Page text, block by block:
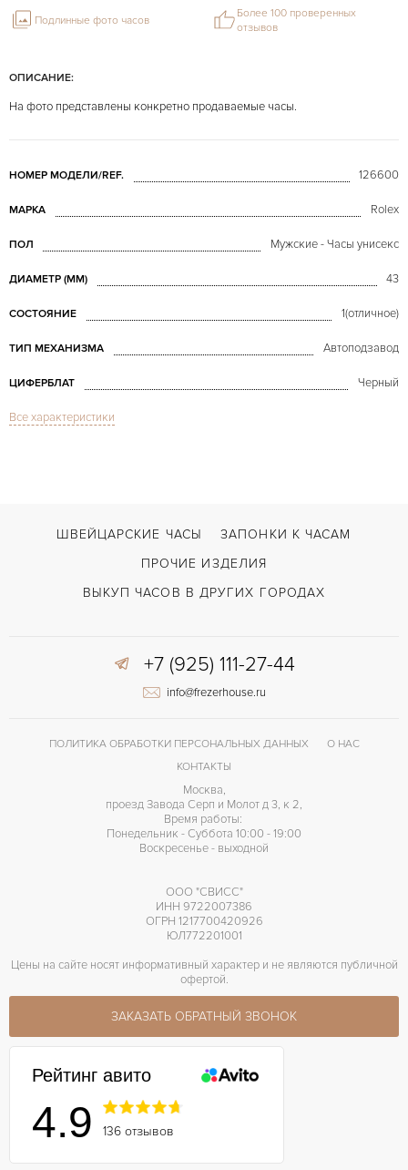
ОПИСАНИЕ:
На фото представлены конкретно продаваемые часы.
НОМЕР МОДЕЛИ/REF. 126600
МАРКА Rolex
ПОЛ Мужские - Часы унисекс
ДИАМЕТР (MM) 43
СОСТОЯНИЕ 1(отличное)
ТИП МЕХАНИЗМА Автоподзавод
ЦИФЕРБЛАТ Черный
СТЕКЛО
ВОЗМОЖНОСТИ ДОСТАВКИ С документами
Двойной сложности застежка
ДЛИНА БРАСЛЕТА, ДЛИННАЯ СТОРОНА
Без цифр
Все характеристики
Подлинные фото часов
Более 100 проверенных
отзывов
ШВЕЙЦАРСКИЕ ЧАСЫ
ЗАПОНКИ К ЧАСАМ
ПРОЧИЕ ИЗДЕЛИЯ
ВЫКУП ЧАСОВ В ДРУГИХ ГОРОДАХ
+7 (925) 111-27-44
info@frezerhouse.ru
ПОЛИТИКА ОБРАБОТКИ ПЕРСОНАЛЬНЫХ ДАННЫХ
О НАС
КОНТАКТЫ
Москва,
проезд Завода Серп и Молот д 3, к 2,
Время работы:
Понедельник - Суббота 10:00 - 19:00
Воскресенье - выходной
ООО "СВИСС"
ИНН 9722007386
ОГРН 1217700420926
ЮЛ772201001
Цены на сайте носят информативный характер и не являются публичной
офертой.
ЗАКАЗАТЬ ОБРАТНЫЙ ЗВОНОК
Рейтинг авито
4.9 136 отзывов